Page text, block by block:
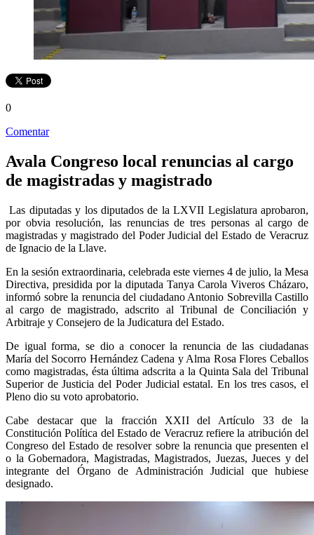
0
Comentar
Avala Congreso local renuncias al cargo
de magistradas y magistrado
Las diputadas y los diputados de la LXVII Legislatura aprobaron,
por obvia resolución, las renuncias de tres personas al cargo de
magistradas y magistrado del Poder Judicial del Estado de Veracruz
de Ignacio de la Llave.
En la sesión extraordinaria, celebrada este viernes 4 de julio, la Mesa
Directiva, presidida por la diputada Tanya Carola Viveros Cházaro,
informó sobre la renuncia del ciudadano Antonio Sobrevilla Castillo
al cargo de magistrado, adscrito al Tribunal de Conciliación y
Arbitraje y Consejero de la Judicatura del Estado.
De igual forma, se dio a conocer la renuncia de las ciudadanas
María del Socorro Hernández Cadena y Alma Rosa Flores Ceballos
como magistradas, ésta última adscrita a la Quinta Sala del Tribunal
Superior de Justicia del Poder Judicial estatal. En los tres casos, el
Pleno dio su voto aprobatorio.
Cabe destacar que la fracción XXII del Artículo 33 de la
Constitución Política del Estado de Veracruz refiere la atribución del
Congreso del Estado de resolver sobre la renuncia que presenten el
o la Gobernadora, Magistradas, Magistrados, Juezas, Jueces y del
integrante del Órgano de Administración Judicial que hubiese
designado.